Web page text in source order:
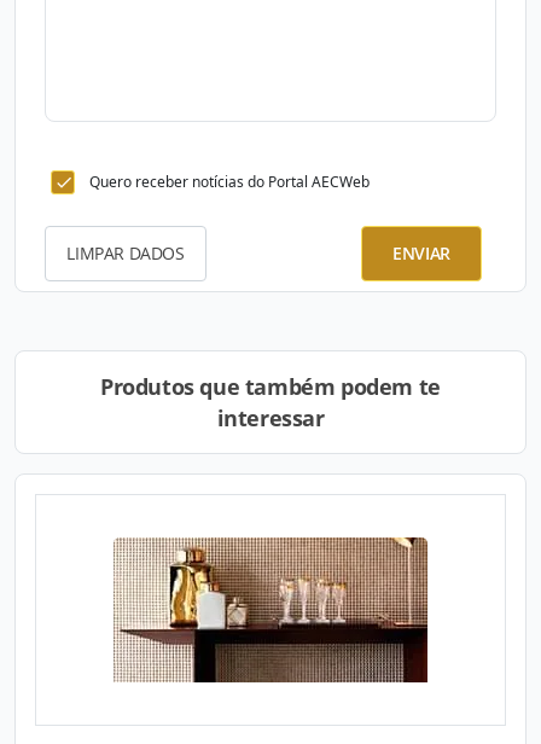
Quero receber notícias do Portal AECWeb
LIMPAR DADOS ENVIAR
Produtos que também podem te
interessar